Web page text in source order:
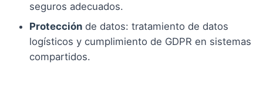
seguros adecuados.
Protección de datos: tratamiento de datos
logísticos y cumplimiento de GDPR en sistemas
compartidos.